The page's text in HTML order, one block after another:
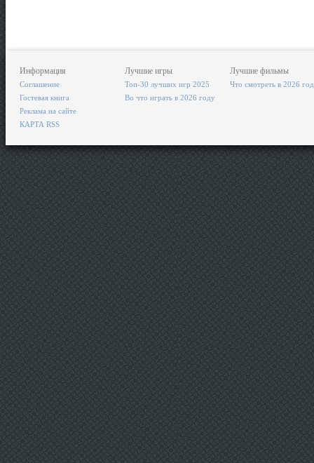
Информация
Соглашение
Гостевая книга
Реклама на сайте
КАРТА RSS
Лучшие игры
Топ-30 лучших игр 2025
Во что играть в 2026 году
Лучшие фильмы
Что смотреть в 2026